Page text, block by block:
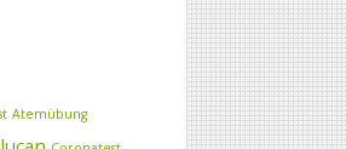
Atemübung